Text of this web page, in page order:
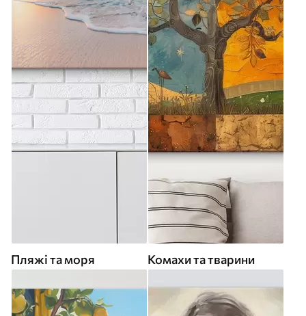
Пляжі та моря Комахи та тварини